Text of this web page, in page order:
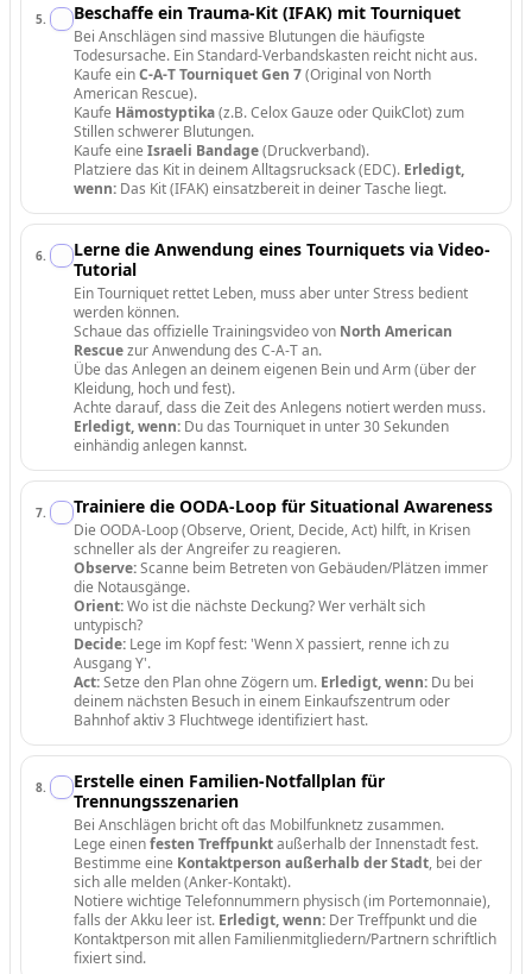
5. Beschaffe ein Trauma-Kit (IFAK) mit Tourniquet
Bei Anschlägen sind massive Blutungen die häufigste
Todesursache. Ein Standard-Verbandskasten reicht nicht aus.
Kaufe einC-A-T Tourniquet Gen 7(Original von North
American Rescue).
Kaufe Hämostyptika(z.B. Celox Gauze oder QuikClot) zum
Stillen schwerer Blutungen.
Kaufe eine Israeli Bandage(Druckverband).
Platziere das Kit in deinem Alltagsrucksack (EDC). Erledigt,
wenn: Das Kit (IFAK) einsatzbereit in deiner Tasche liegt.
6.
Lerne die Anwendung eines Tourniquets via Video-
Tutorial
Ein Tourniquet rettet Leben, muss aber unter Stress bedient
werden können.
Schaue das offizielle Trainingsvideo von North American
Rescuezur Anwendung des C-A-T an.
Übe das Anlegen an deinem eigenen Bein und Arm (über der
Kleidung, hoch und fest).
Achte darauf, dass die Zeit des Anlegens notiert werden muss.
Erledigt, wenn: Du das Tourniquet in unter 30 Sekunden
einhändig anlegen kannst.
7. Trainiere die OODA-Loop für Situational Awareness
Die OODA-Loop (Observe, Orient, Decide, Act) hilft, in Krisen
schneller als der Angreifer zu reagieren.
Observe:Scanne beim Betreten von Gebäuden/Plätzen immer
die Notausgänge.
Orient:Wo ist die nächste Deckung? Wer verhält sich
untypisch?
Decide: Lege im Kopf fest: 'Wenn X passiert, renne ich zu
Ausgang Y'.
Act:Setze den Plan ohne Zögern um. Erledigt, wenn: Du bei
deinem nächsten Besuch in einem Einkaufszentrum oder
Bahnhof aktiv 3 Fluchtwege identifiziert hast.
8.
Erstelle einen Familien-Notfallplan für
Trennungsszenarien
Bei Anschlägen bricht oft das Mobilfunknetz zusammen.
Lege einenfesten Treffpunktaußerhalb der Innenstadt fest.
Bestimme eine Kontaktperson außerhalb der Stadt, bei der
sich alle melden (Anker-Kontakt).
Notiere wichtige Telefonnummern physisch (im Portemonnaie),
falls der Akku leer ist. Erledigt, wenn: Der Treffpunkt und die
Kontaktperson mit allen Familienmitgliedern/Partnern schriftlich
fixiert sind.